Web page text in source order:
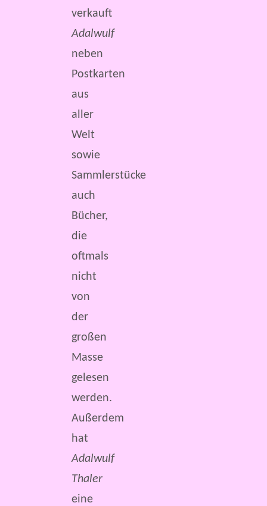
verkauft
Adalwulf
neben
Postkarten
aus
aller
Welt
sowie
Sammlerstücke
auch
Bücher,
die
oftmals
nicht
von
der
großen
Masse
gelesen
werden.
Außerdem
hat
Adalwulf
Thaler
eine